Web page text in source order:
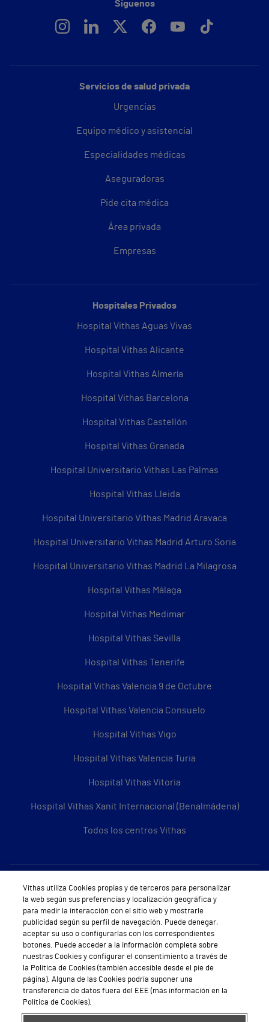
Servicios de salud privada
Urgencias
Equipo médico y asistencial
Especialidades médicas
Aseguradoras
Pide cita médica
Área privada
Empresas
Hospitales Privados
Hospital Vithas Aguas Vivas
Hospital Vithas Alicante
Hospital Vithas Almería
Hospital Vithas Barcelona
Hospital Vithas Castellón
Hospital Vithas Granada
Hospital Universitario Vithas Las Palmas
Hospital Vithas Lleida
Hospital Universitario Vithas Madrid Aravaca
Hospital Universitario Vithas Madrid Arturo Soria
Hospital Universitario Vithas Madrid La Milagrosa
Hospital Vithas Málaga
Hospital Vithas Medimar
Hospital Vithas Sevilla
Hospital Vithas Tenerife
Hospital Vithas Valencia 9 de Octubre
Hospital Vithas Valencia Consuelo
Hospital Vithas Vigo
Hospital Vithas Valencia Turia
Hospital Vithas Vitoria
Hospital Vithas Xanit Internacional (Benalmádena)
Todos los centros Vithas
Sobre Vithas
Quiénes somos
Trabajar en Vithas
Teléfono Cita Médica
Teléfono Atención al Cliente
Política de seguridad y salud en el trabajo
Síguenos
Vithas utiliza Cookies propias y de terceros para personalizar
la web según sus preferencias y localización geográfica y
para medir la interacción con el sitio web y mostrarle
publicidad según su perfil de navegación. Puede denegar,
aceptar su uso o configurarlas con los correspondientes
botones. Puede acceder a la información completa sobre
nuestras Cookies y configurar el consentimiento a través de
la Política de Cookies (también accesible desde el pie de
página). Alguna de las Cookies podría suponer una
transferencia de datos fuera del EEE (más información en la
Política de Cookies).